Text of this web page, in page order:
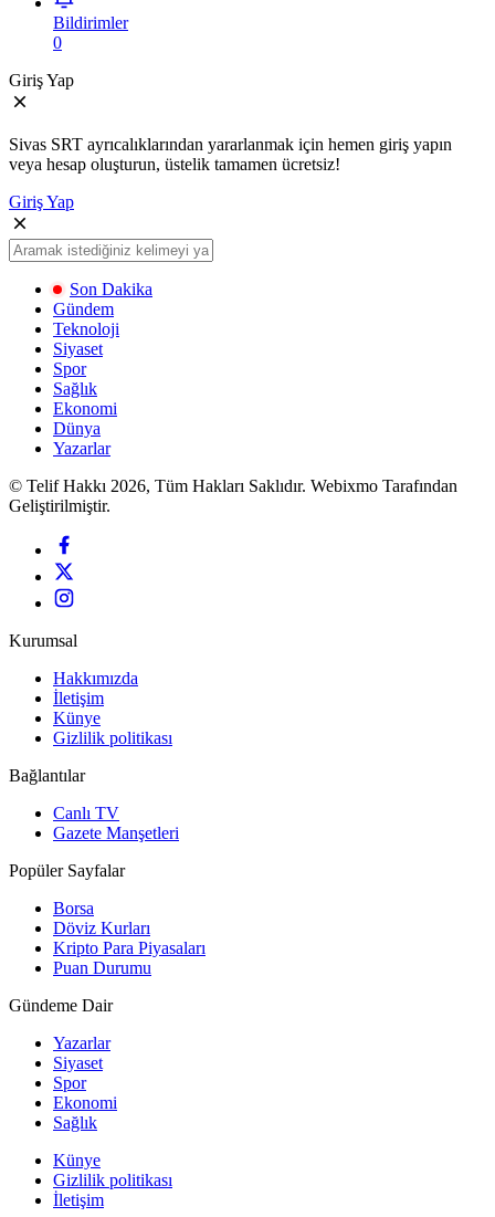
Bildirimler
0
Giriş Yap
Sivas SRT ayrıcalıklarından yararlanmak için hemen giriş yapın
veya hesap oluşturun, üstelik tamamen ücretsiz!
Giriş Yap
Son Dakika
Gündem
Teknoloji
Siyaset
Spor
Sağlık
Ekonomi
Dünya
Yazarlar
© Telif Hakkı 2026, Tüm Hakları Saklıdır. Webixmo Tarafından
Geliştirilmiştir.
Kurumsal
Hakkımızda
İletişim
Künye
Gizlilik politikası
Bağlantılar
Canlı TV
Gazete Manşetleri
Popüler Sayfalar
Borsa
Döviz Kurları
Kripto Para Piyasaları
Puan Durumu
Gündeme Dair
Yazarlar
Siyaset
Spor
Ekonomi
Sağlık
Künye
Gizlilik politikası
İletişim